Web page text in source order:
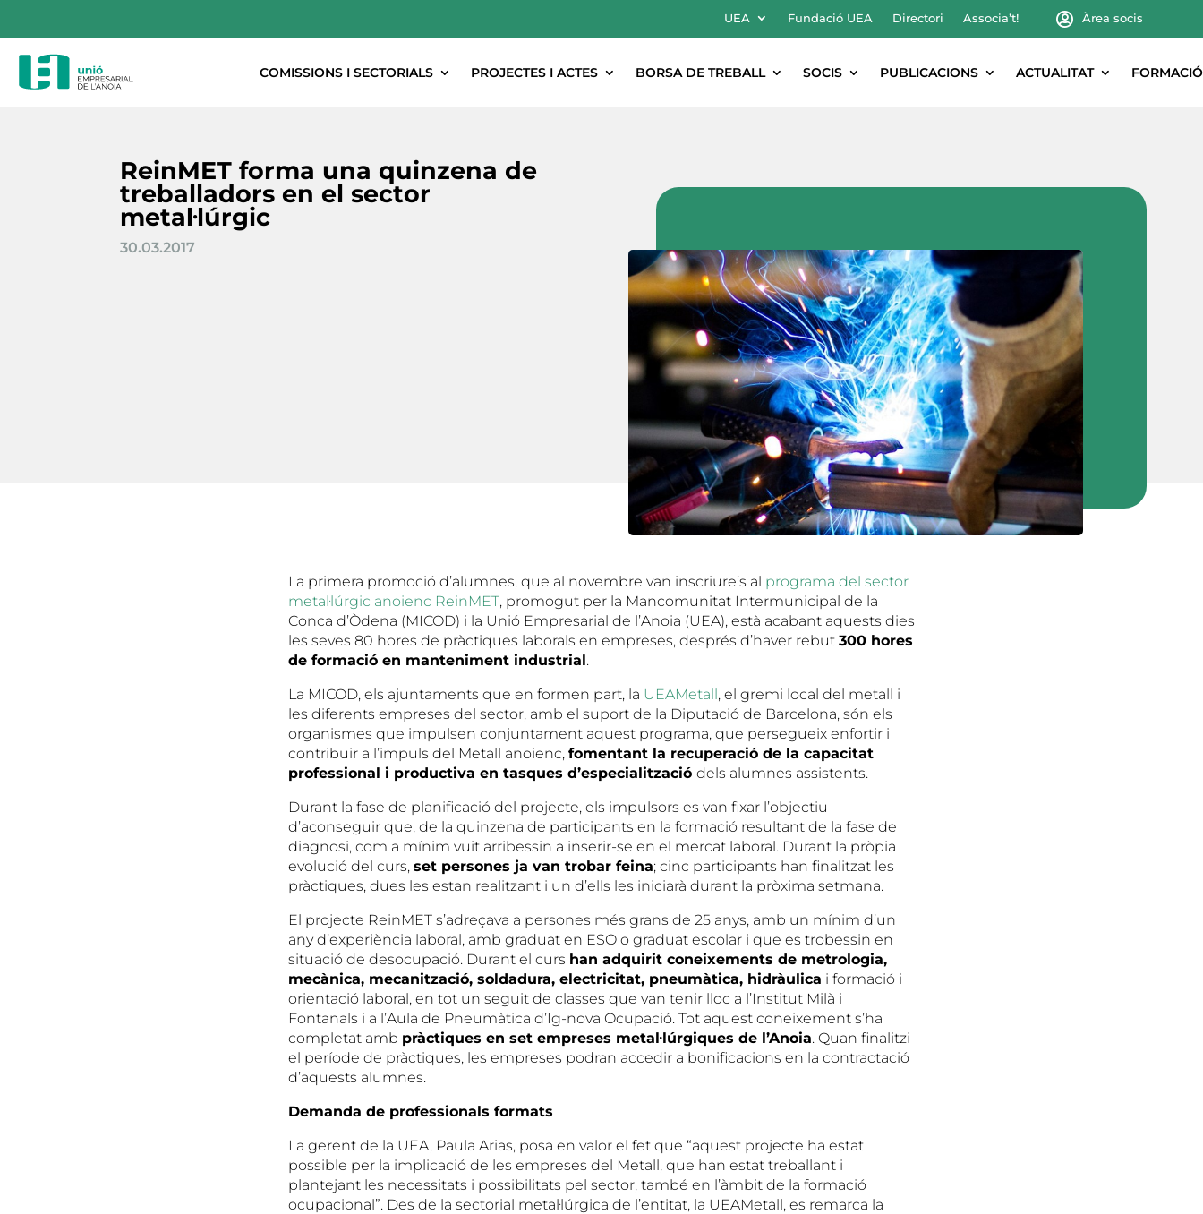
UEA Fundació UEA Directori Associa’t! Àrea socis
COMISSIONS I SECTORIALS PROJECTES I ACTES BORSA DE TREBALL SOCIS PUBLICACIONS ACTUALITAT FORMACIÓ
ReinMET forma una quinzena de
treballadors en el sector
metal·lúrgic
30.03.2017
La primera promoció d’alumnes, que al novembre van inscriure’s al programa del sector
metal·lúrgic anoienc ReinMET, promogut per la Mancomunitat Intermunicipal de la
Conca d’Òdena (MICOD) i la Unió Empresarial de l’Anoia (UEA), està acabant aquests dies
les seves 80 hores de pràctiques laborals en empreses, després d’haver rebut 300 hores
de formació en manteniment industrial.
La MICOD, els ajuntaments que en formen part, la UEAMetall, el gremi local del metall i
les diferents empreses del sector, amb el suport de la Diputació de Barcelona, són els
organismes que impulsen conjuntament aquest programa, que persegueix enfortir i
contribuir a l’impuls del Metall anoienc, fomentant la recuperació de la capacitat
professional i productiva en tasques d’especialització dels alumnes assistents.
Durant la fase de planificació del projecte, els impulsors es van fixar l’objectiu
d’aconseguir que, de la quinzena de participants en la formació resultant de la fase de
diagnosi, com a mínim vuit arribessin a inserir-se en el mercat laboral. Durant la pròpia
evolució del curs, set persones ja van trobar feina; cinc participants han finalitzat les
pràctiques, dues les estan realitzant i un d’ells les iniciarà durant la pròxima setmana.
El projecte ReinMET s’adreçava a persones més grans de 25 anys, amb un mínim d’un
any d’experiència laboral, amb graduat en ESO o graduat escolar i que es trobessin en
situació de desocupació. Durant el curs han adquirit coneixements de metrologia,
mecànica, mecanització, soldadura, electricitat, pneumàtica, hidràulica i formació i
orientació laboral, en tot un seguit de classes que van tenir lloc a l’Institut Milà i
Fontanals i a l’Aula de Pneumàtica d’Ig-nova Ocupació. Tot aquest coneixement s’ha
completat amb pràctiques en set empreses metal·lúrgiques de l’Anoia. Quan finalitzi
el període de pràctiques, les empreses podran accedir a bonificacions en la contractació
d’aquests alumnes.
Demanda de professionals formats
La gerent de la UEA, Paula Arias, posa en valor el fet que “aquest projecte ha estat
possible per la implicació de les empreses del Metall, que han estat treballant i
plantejant les necessitats i possibilitats pel sector, també en l’àmbit de la formació
ocupacional”. Des de la sectorial metal·lúrgica de l’entitat, la UEAMetall, es remarca la